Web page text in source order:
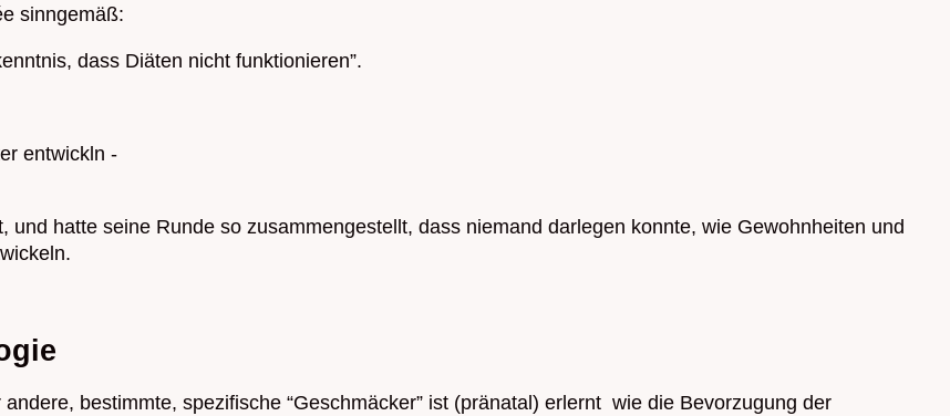
sinngemäß:
dass Diäten nicht funktionieren”.
entwickln -
hatte seine Runde so zusammengestellt, dass niemand darlegen konnte, wie Gewohnheiten und
bestimmte, spezifische “Geschmäcker” ist (pränatal) erlernt wie die Bevorzugung der